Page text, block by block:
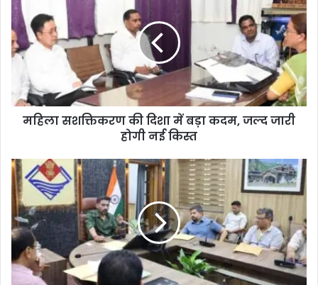
महिला सशक्तिकरण की दिशा में बड़ा कदम, जल्द जारी
होगी नई किस्त